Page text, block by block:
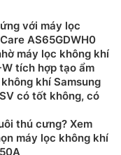
với máy lọc
AS65GDWH0
máy lọc không khí
tích hợp tạo ẩm
khí Samsung
có tốt không, có
thú cưng? Xem
máy lọc không khí